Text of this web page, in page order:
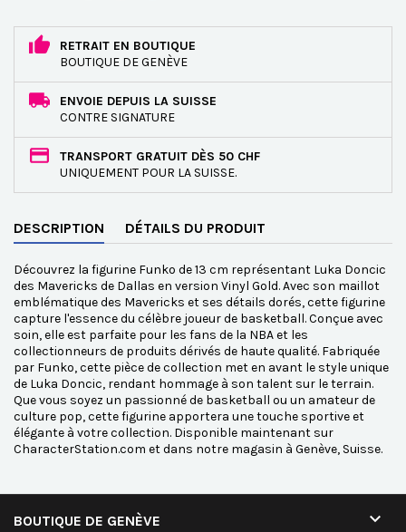
RETRAIT EN BOUTIQUE
BOUTIQUE DE GENÈVE
ENVOIE DEPUIS LA SUISSE
CONTRE SIGNATURE
TRANSPORT GRATUIT DÈS 50 CHF
UNIQUEMENT POUR LA SUISSE.
DESCRIPTION DÉTAILS DU PRODUIT
Découvrez la figurine Funko de 13 cm représentant Luka Doncic
des Mavericks de Dallas en version Vinyl Gold. Avec son maillot
emblématique des Mavericks et ses détails dorés, cette figurine
capture l'essence du célèbre joueur de basketball. Conçue avec
soin, elle est parfaite pour les fans de la NBA et les
collectionneurs de produits dérivés de haute qualité. Fabriquée
par Funko, cette pièce de collection met en avant le style unique
de Luka Doncic, rendant hommage à son talent sur le terrain.
Que vous soyez un passionné de basketball ou un amateur de
culture pop, cette figurine apportera une touche sportive et
élégante à votre collection. Disponible maintenant sur
CharacterStation.com et dans notre magasin à Genève, Suisse.
BOUTIQUE DE GENÈVE 